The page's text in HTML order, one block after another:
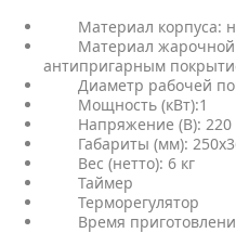
Материал корпуса:
Материал жарочной
антипригарным
Диаметр рабочей
Мощность (кВт):1
Напряжение (В): 220
Габариты (мм):
Вес (нетто): 6 кг
Таймер
Терморегулятор
Время